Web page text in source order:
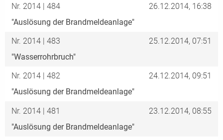
Nr. 2014 | 484
"Auslösung der Brandmeldeanlage"
26.12.2014, 16:38
Nr. 2014 | 483
"Wasserrohrbruch"
25.12.2014, 07:51
Nr. 2014 | 482
"Auslösung der Brandmeldeanlage"
24.12.2014, 09:51
Nr. 2014 | 481
"Auslösung der Brandmeldeanlage"
23.12.2014, 08:55